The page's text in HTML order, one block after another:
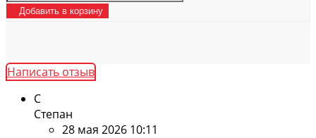
Добавить в корзину
Написать отзыв
С
Степан
28 мая 2026 10:11